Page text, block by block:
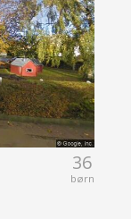
36
børn